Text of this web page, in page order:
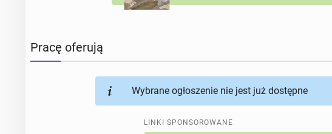
Pracę oferują
Wybrane ogłoszenie nie jest już dostępne
LINKI SPONSOROWANE